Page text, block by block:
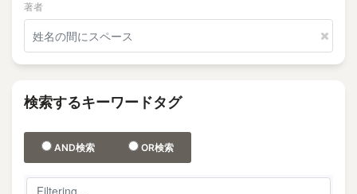
著者
検索するキーワードタグ
AND検索 OR検索